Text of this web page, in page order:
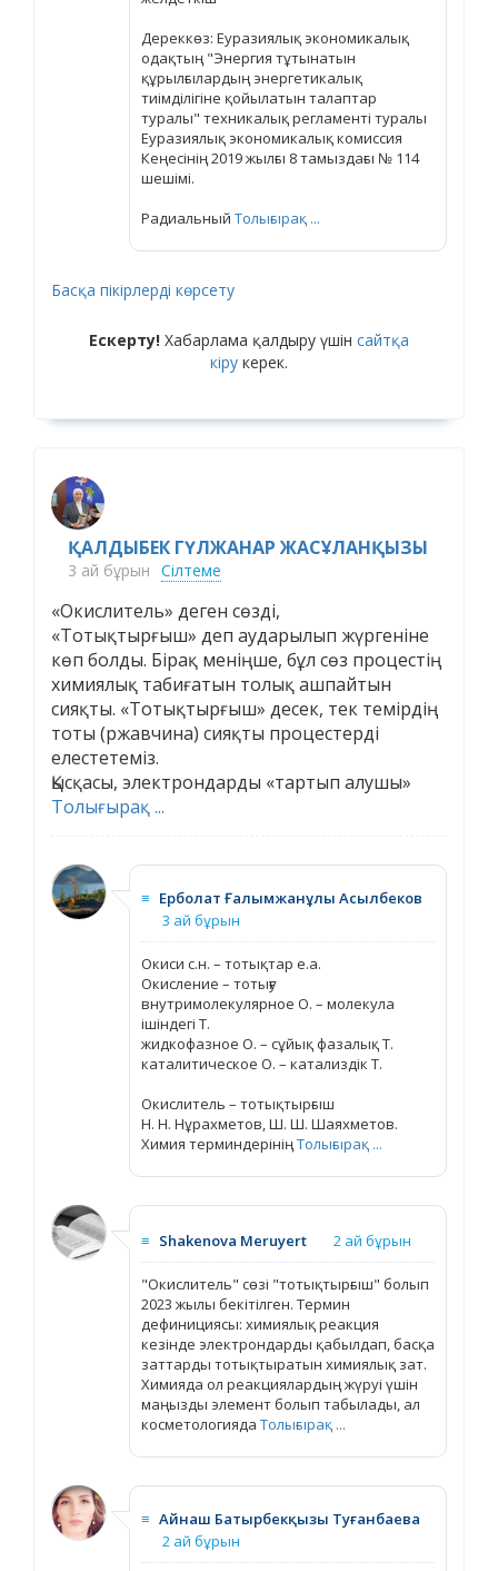
Дереккөз: Еуразиялық экономикалық
одақтың "Энергия тұтынатын
құрылғылардың энергетикалық
тиімділігіне қойылатын талаптар
туралы" техникалық регламенті туралы
Еуразиялық экономикалық комиссия
Кеңесінің 2019 жылғы 8 тамыздағы № 114
шешімі.
Радиальный Толығырақ ...
Басқа пікірлерді көрсету
Ескерту! Хабарлама қалдыру үшін сайтқа
кіру керек.
ҚАЛДЫБЕК ГҮЛЖАНАР ЖАСҰЛАНҚЫЗЫ
3 ай бұрын Сілтеме
«Окислитель» деген сөзді,
«Тотықтырғыш» деп аударылып жүргеніне
көп болды. Бірақ меніңше, бұл сөз процестің
химиялық табиғатын толық ашпайтын
сияқты. «Тотықтырғыш» десек, тек темірдің
тоты (ржавчина) сияқты процестерді
елестетеміз.
Қысқасы, электрондарды «тартып алушы»
Толығырақ ...
≡ Ерболат Ғалымжанұлы Асылбеков
3 ай бұрын
Окиси с.н. – тотықтар е.а.
Окисление – тотығу
внутримолекулярное О. – молекула
ішіндегі Т.
жидкофазное О. – сұйық фазалық Т.
каталитическое О. – катализдік Т.
Окислитель – тотықтырғыш
Н. Н. Нұрахметов, Ш. Ш. Шаяхметов.
Химия терминдерініңТолығырақ ...
≡ Shakenova Meruyert 2 ай бұрын
"Окислитель" сөзі "тотықтырғыш" болып
2023 жылы бекітілген. Термин
дефинициясы: химиялық реакция
кезінде электрондарды қабылдап, басқа
заттарды тотықтыратын химиялық зат.
Химияда ол реакциялардың жүруі үшін
маңызды элемент болып табылады, ал
косметологияда Толығырақ ...
≡ Айнаш Батырбекқызы Туғанбаева
2 ай бұрын